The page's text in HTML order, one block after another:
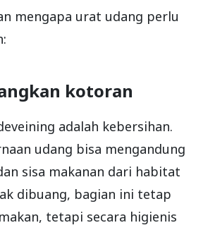
mengapa urat udang perlu
kotoran
adalah kebersihan.
udang bisa mengandung
sisa makanan dari habitat
dibuang, bagian ini tetap
tetapi secara higienis